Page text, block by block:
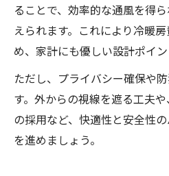
ることで、効率的な通風を得
えられます。これにより冷暖
め、家計にも優しい設計ポイン
ただし、プライバシー確保や
す。外からの視線を遮る工夫
の採用など、快適性と安全性
を進めましょう。